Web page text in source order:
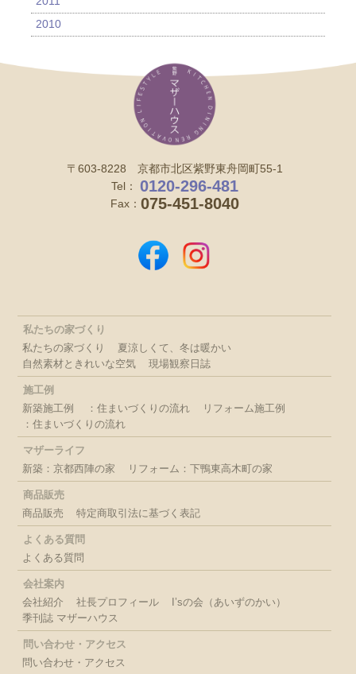
2010
〒603-8228 京都市北区紫野東舟岡町55-1
Tel：
0120-296-481
Fax： 075-451-8040
私たちの家づくり
私たちの家づくり
夏涼しくて、冬は暖かい
自然素材ときれいな空気
現場観察日誌
施工例
新築施工例
：住まいづくりの流れ
リフォーム施工例
：住まいづくりの流れ
マザーライフ
新築：京都西陣の家
リフォーム：下鴨東高木町の家
商品販売
商品販売
特定商取引法に基づく表記
よくある質問
よくある質問
会社案内
会社紹介
社長プロフィール
I’sの会（あいずのかい）
季刊誌 マザーハウス
問い合わせ・アクセス
問い合わせ・アクセス